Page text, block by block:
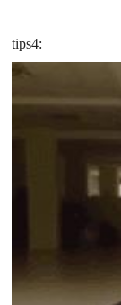
tips4: